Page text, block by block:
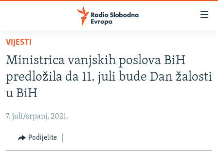
Pređite
glavni
sadržaj
Pređite
na
glavnu
navigaciju
Pređite
na
BOSNA I HERCEGOVINA
SRBIJA
CRNA GORA
VIZUELNO
VIJESTI
Ministrica vanjskih poslova BiH
predložila da 11. juli bude Dan žalosti
u BiH
7. juli/srpanj, 2021.
Podijelite